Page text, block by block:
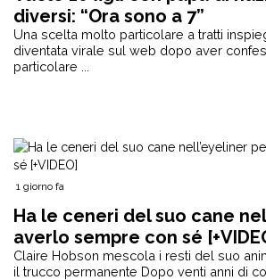
diversi: “Ora sono a 7”
Una scelta molto particolare a tratti
diventata virale sul web dopo aver
particolare ...
1 giorno fa
Ha le ceneri del suo cane
averlo sempre con sé
Claire Hobson mescola i resti del suo
il trucco permanente Dopo venti anni di